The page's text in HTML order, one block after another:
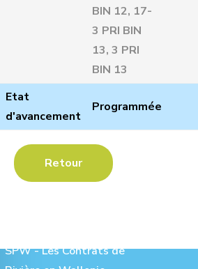
BIN 12, 17-
3 PRI BIN
13, 3 PRI
BIN 13
Etat
d'avancement
Programmée
Retour
SPW - Les Contrats de